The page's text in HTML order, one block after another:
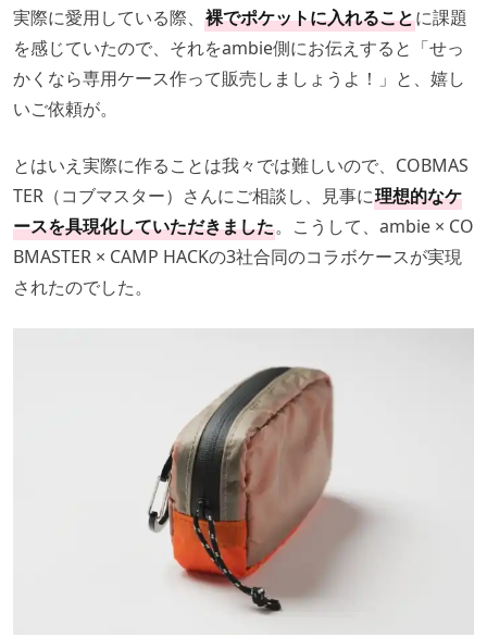
実際に愛用している際、 裸でポケットに入れることに課題
を感じていたので、それをambie側にお伝えすると「せっ
かくなら専用ケース作って販売しましょうよ！」と、嬉し
いご依頼が。
とはいえ実際に作ることは我々では難しいので、COBMAS
TER（コブマスター）さんにご相談し、見事に理想的なケ
ースを具現化していただきました。こうして、ambie × CO
BMASTER × CAMP HACKの3社合同のコラボケースが実現
されたのでした。